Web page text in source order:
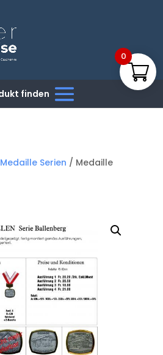
Medaille Serien / Medaille
0